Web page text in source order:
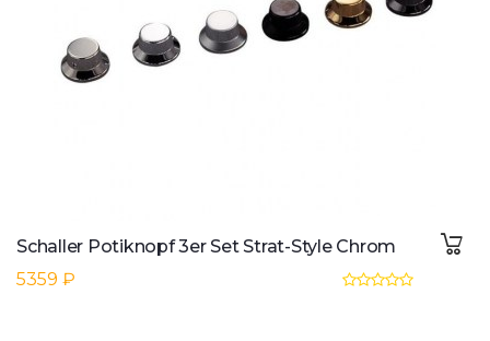
Schaller Potiknopf 3er Set Strat-Style Chrom
5359 ₽